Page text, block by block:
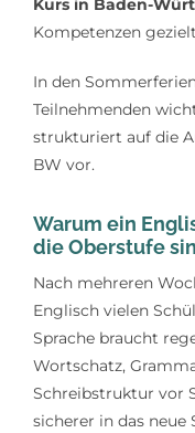
Kurs in Baden-
Kompetenzen
In den
Teilnehmenden
strukturiert auf die
BW vor.
Warum ein
die Oberstufe
Nach mehreren
Englisch vielen
Sprache braucht
Wortschatz,
Schreibstruktur vor
sicherer in das neue